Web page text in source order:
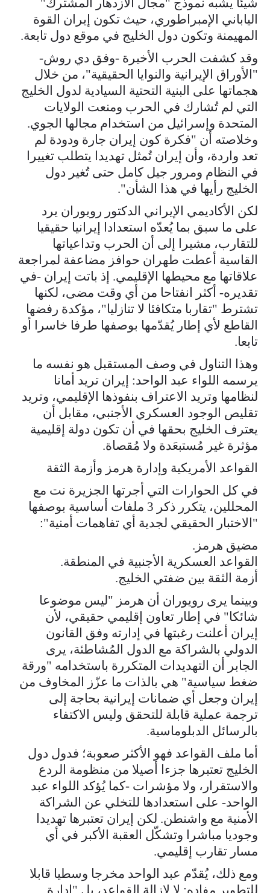
شيئا يشبه نموذج "مجال الازدهار المشترك"
الياباني الإمبراطوري، حيث تكون إيران القوة
المهيمنة وتكون دول الخليج في موقع دول تابعة.
وقد كشفت الحرب الأخيرة -وفق دي روش-
"الأوراق الإيرانية والنوايا الحقيقية"، من خلال
هجماتها على البنية التحتية السيادية لدول الخليج
التي لم تُشارك في الحرب ومنعت الولايات
المتحدة وإسرائيل من استخدام مجالها الجوي.
وخلاصته أن "فكرة كون إيران جارة ودودة لم
تعد واردة، وأن إيران تُمثل تهديدا يتطلب تغييرا
في النظام ومرور جيل كامل حتى تُغير دول
الخليج رأيها في هذا الشأن".
لكن الأكاديمي الإيراني الدكتور رويوران يرد
على ما سبق بما يُعدّه استعدادا إيرانيا حقيقيا
للتقارب، مشيرا إلى أن الحرب وتداعياتها
القاسية أعطت طهران حوافز مضاعفة لمراجعة
علاقاتها مع محيطها الإقليمي. إذ باتت إيران -في
تقديره- أكثر انفتاحا من أي وقت مضى، لكنها
تشترط "تقاربا متكافئا لا تنازليا"، مؤكدة رفضها
القاطع لأي إطار يُقدّمها بوصفها طرفا خاسرا أو
تابعا.
وهذا التناول في وصف المستقبل هو نفسه ما
يرسمه اللواء عبد الواحد: إيران تريد أمانا
لنظامها وتريد الاعتراف بنفوذها الإقليمي، وتريد
تقليص الوجود العسكري الأجنبي، مقابل أن
يعترف الخليج بحقها في أن تكون دولة إقليمية
مؤثرة غير مُستبعَدة ولا مُقصاة.
القواعد الأمريكية وإدارة هرمز وأزمة الثقة
في كل الحوارات التي أجرتها الجزيرة نت مع
المحللين، يتكرر ذكر 3 ملفات أساسية بوصفها
"الاختبار الحقيقي لجدية أي تفاهمات أمنية":
مضيق هرمز.
القواعد العسكرية الأجنبية في المنطقة.
أزمة الثقة بين ضفتي الخليج.
وبينما يرى رويوران أن هرمز "ليس موضوعا
شائكا" في إطار تعاون إقليمي حقيقي، لأن
إيران أعلنت رغبتها في إدارته وفق القانون
الدولي بالشراكة مع الدول المُشاطئة، يرى
الجابر أن التهديدات المتكررة باستخدامه "ورقة
ضغط سياسية" هي بالذات ما عزّز المخاوف من
إيران وجعل أي ضمانات إيرانية بحاجة إلى
ترجمة عملية قابلة للتحقق وليس الاكتفاء
بالرسائل الدبلوماسية.
أما ملف القواعد فهو الأكثر صعوبة؛ فدول دول
الخليج تعتبرها جزءا أصيلا من منظومة الردع
والاستقرار، ولا مؤشرات -كما يُؤكد اللواء عبد
الواحد- على استعدادها للتخلي عن الشراكة
الأمنية مع واشنطن. لكن إيران تعتبرها تهديدا
وجوديا مباشرا وتشكّل العقبة الأكبر في أي
مسار تقارب إقليمي.
ومع ذلك، يُقدّم عبد الواحد مخرجا وسطيا قابلا
للتطوير مفاده: لا لإزالة القواعد، بل "إدارة